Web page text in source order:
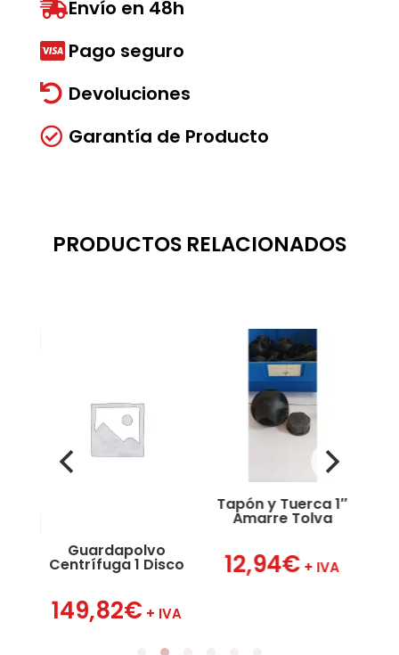
Envío en 48h
 Pago seguro
 Devoluciones
 Garantía de Producto
PRODUCTOS RELACIONADOS
Guardapolvo
Centrífuga 1 Disco
149,82€ + IVA
Tapón y Tuerca 1″
Amarre Tolva
12,94€ + IVA